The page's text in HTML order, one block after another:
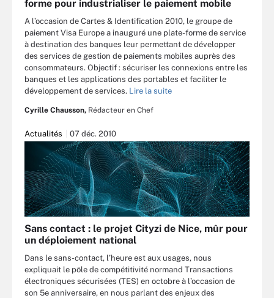
forme pour industrialiser le paiement mobile
A l’occasion de Cartes & Identification 2010, le groupe de
paiement Visa Europe a inauguré une plate-forme de service
à destination des banques leur permettant de développer
des services de gestion de paiements mobiles auprès des
consommateurs. Objectif : sécuriser les connexions entre les
banques et les applications des portables et faciliter le
développement de services. Lire la suite
Cyrille Chausson, Rédacteur en Chef
Actualités 07 déc. 2010
Sans contact : le projet Cityzi de Nice, mûr pour
un déploiement national
Dans le sans-contact, l’heure est aux usages, nous
expliquait le pôle de compétitivité normand Transactions
électroniques sécurisées (TES) en octobre à l’occasion de
son 5e anniversaire, en nous parlant des enjeux des